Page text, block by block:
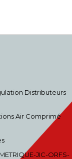
Distributeurs
Air Comprimé
JIC-ORFS-